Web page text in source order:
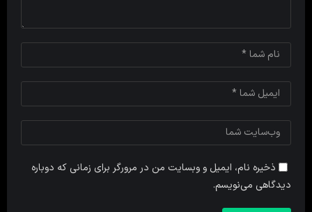
ذخیره نام، ایمیل و وبسایت من در مرورگر برای زمانی که دوباره
دیدگاهی می‌نویسم.